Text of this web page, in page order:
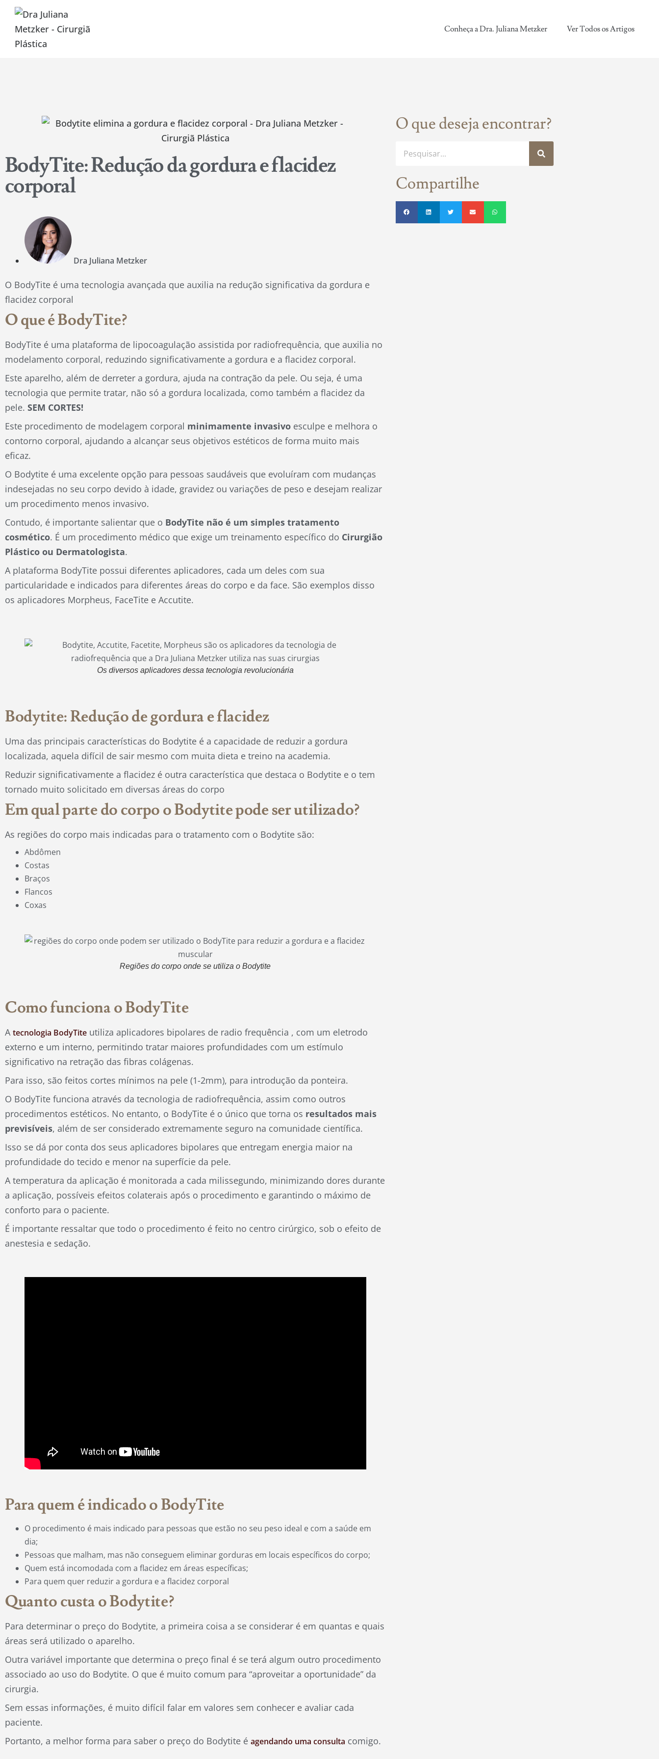
Conheça a Dra. Juliana Metzker Ver Todos os Artigos
BodyTite: Redução da gordura e flacidez
corporal
Dra Juliana Metzker
O BodyTite é uma tecnologia avançada que auxilia na redução significativa da gordura e
flacidez corporal
O que é BodyTite?
BodyTite é uma plataforma de lipocoagulação assistida por radiofrequência, que auxilia no
modelamento corporal, reduzindo significativamente a gordura e a flacidez corporal.
Este aparelho, além de derreter a gordura, ajuda na contração da pele. Ou seja, é uma
tecnologia que permite tratar, não só a gordura localizada, como também a flacidez da
pele. SEM CORTES!
Este procedimento de modelagem corporal minimamente invasivo esculpe e melhora o
contorno corporal, ajudando a alcançar seus objetivos estéticos de forma muito mais
eficaz.
O Bodytite é uma excelente opção para pessoas saudáveis que evoluíram com mudanças
indesejadas no seu corpo devido à idade, gravidez ou variações de peso e desejam realizar
um procedimento menos invasivo.
Contudo, é importante salientar que o BodyTite não é um simples tratamento
cosmético. É um procedimento médico que exige um treinamento específico do Cirurgião
Plástico ou Dermatologista.
A plataforma BodyTite possui diferentes aplicadores, cada um deles com sua
particularidade e indicados para diferentes áreas do corpo e da face. São exemplos disso
os aplicadores Morpheus, FaceTite e Accutite.
Os diversos aplicadores dessa tecnologia revolucionária
Bodytite: Redução de gordura e flacidez
Uma das principais características do Bodytite é a capacidade de reduzir a gordura
localizada, aquela difícil de sair mesmo com muita dieta e treino na academia.
Reduzir significativamente a flacidez é outra característica que destaca o Bodytite e o tem
tornado muito solicitado em diversas áreas do corpo
Em qual parte do corpo o Bodytite pode ser utilizado?
As regiões do corpo mais indicadas para o tratamento com o Bodytite são:
Abdômen
Costas
Braços
Flancos
Coxas
Regiões do corpo onde se utiliza o Bodytite
Como funciona o BodyTite
A tecnologia BodyTite utiliza aplicadores bipolares de radio frequência , com um eletrodo
externo e um interno, permitindo tratar maiores profundidades com um estímulo
significativo na retração das fibras colágenas.
Para isso, são feitos cortes mínimos na pele (1-2mm), para introdução da ponteira.
O BodyTite funciona através da tecnologia de radiofrequência, assim como outros
procedimentos estéticos. No entanto, o BodyTite é o único que torna os resultados mais
previsíveis, além de ser considerado extremamente seguro na comunidade científica.
Isso se dá por conta dos seus aplicadores bipolares que entregam energia maior na
profundidade do tecido e menor na superfície da pele.
A temperatura da aplicação é monitorada a cada milissegundo, minimizando dores durante
a aplicação, possíveis efeitos colaterais após o procedimento e garantindo o máximo de
conforto para o paciente.
É importante ressaltar que todo o procedimento é feito no centro cirúrgico, sob o efeito de
anestesia e sedação.
Para quem é indicado o BodyTite
O procedimento é mais indicado para pessoas que estão no seu peso ideal e com a saúde em
dia;
Pessoas que malham, mas não conseguem eliminar gorduras em locais específicos do corpo;
Quem está incomodada com a flacidez em áreas específicas;
Para quem quer reduzir a gordura e a flacidez corporal
Quanto custa o Bodytite?
Para determinar o preço do Bodytite, a primeira coisa a se considerar é em quantas e quais
áreas será utilizado o aparelho.
Outra variável importante que determina o preço final é se terá algum outro procedimento
associado ao uso do Bodytite. O que é muito comum para “aproveitar a oportunidade” da
cirurgia.
Sem essas informações, é muito difícil falar em valores sem conhecer e avaliar cada
paciente.
Portanto, a melhor forma para saber o preço do Bodytite é agendando uma consulta comigo.
O que deseja encontrar?
Compartilhe